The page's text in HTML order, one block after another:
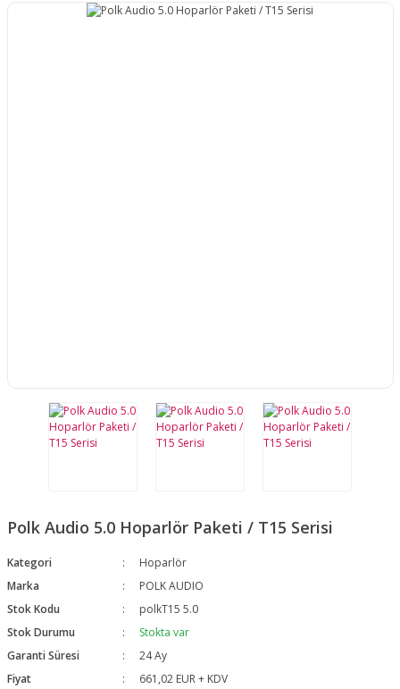
Polk Audio 5.0 Hoparlör Paketi / T15 Serisi
Kategori
Hoparlör
Marka
POLK AUDIO
Stok Kodu
polkT15 5.0
Stok Durumu
Stokta var
Garanti Süresi
24 Ay
Fiyat
661,02 EUR + KDV